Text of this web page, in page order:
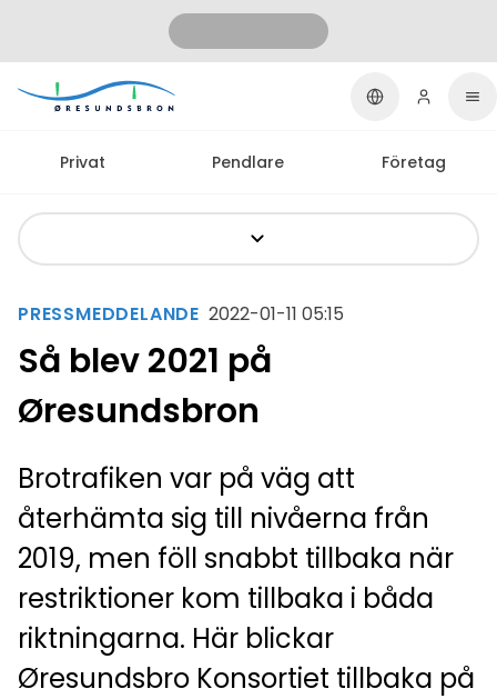
Privat Pendlare Företag
PRESSMEDDELANDE 2022-01-11 05:15
Så blev 2021 på
Øresundsbron
Brotrafiken var på väg att
återhämta sig till nivåerna från
2019, men föll snabbt tillbaka när
restriktioner kom tillbaka i båda
riktningarna. Här blickar
Øresundsbro Konsortiet tillbaka på